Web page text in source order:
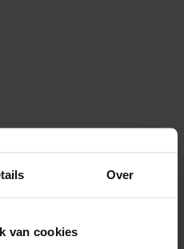
Over
van cookies